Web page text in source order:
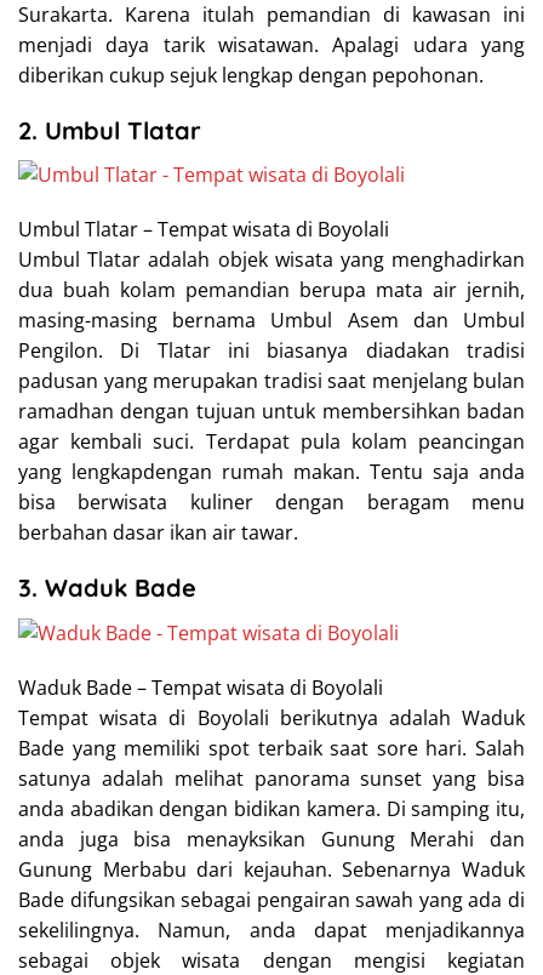
Surakarta. Karena itulah pemandian di kawasan ini
menjadi daya tarik wisatawan. Apalagi udara yang
diberikan cukup sejuk lengkap dengan pepohonan.
2. Umbul Tlatar
Umbul Tlatar – Tempat wisata di Boyolali
Umbul Tlatar adalah objek wisata yang menghadirkan
dua buah kolam pemandian berupa mata air jernih,
masing-masing bernama Umbul Asem dan Umbul
Pengilon. Di Tlatar ini biasanya diadakan tradisi
padusan yang merupakan tradisi saat menjelang bulan
ramadhan dengan tujuan untuk membersihkan badan
agar kembali suci. Terdapat pula kolam peancingan
yang lengkapdengan rumah makan. Tentu saja anda
bisa berwisata kuliner dengan beragam menu
berbahan dasar ikan air tawar.
3. Waduk Bade
Waduk Bade – Tempat wisata di Boyolali
Tempat wisata di Boyolali berikutnya adalah Waduk
Bade yang memiliki spot terbaik saat sore hari. Salah
satunya adalah melihat panorama sunset yang bisa
anda abadikan dengan bidikan kamera. Di samping itu,
anda juga bisa menayksikan Gunung Merahi dan
Gunung Merbabu dari kejauhan. Sebenarnya Waduk
Bade difungsikan sebagai pengairan sawah yang ada di
sekelilingnya. Namun, anda dapat menjadikannya
sebagai objek wisata dengan mengisi kegiatan